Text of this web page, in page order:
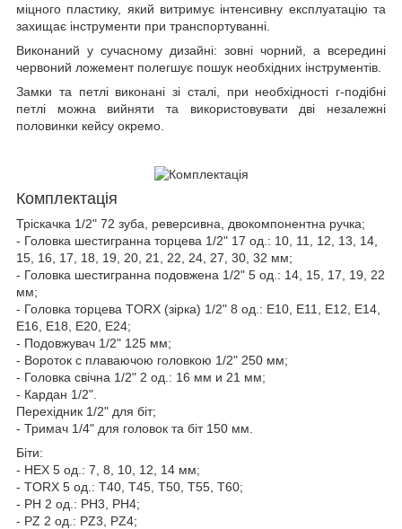
міцного пластику, який витримує інтенсивну експлуатацію та
захищає інструменти при транспортуванні.
Виконаний у сучасному дизайні: зовні чорний, а всередині
червоний ложемент полегшує пошук необхідних інструментів.
Замки та петлі виконані зі сталі, при необхідності г-подібні
петлі можна вийняти та використовувати дві незалежні
половинки кейсу окремо.
Комплектація
Тріскачка 1/2" 72 зуба, реверсивна, двокомпонентна ручка;
- Головка шестигранна торцева 1/2" 17 од.: 10, 11, 12, 13, 14,
15, 16, 17, 18, 19, 20, 21, 22, 24, 27, 30, 32 мм;
- Головка шестигранна подовжена 1/2" 5 од.: 14, 15, 17, 19, 22
мм;
- Головка торцева TORX (зірка) 1/2" 8 од.: Е10, Е11, Е12, Е14,
Е16, Е18, Е20, Е24;
- Подовжувач 1/2" 125 мм;
- Вороток с плаваючою головкою 1/2" 250 мм;
- Головка свічна 1/2" 2 од.: 16 мм и 21 мм;
- Кардан 1/2".
Перехідник 1/2" для біт;
- Тримач 1/4" для головок та біт 150 мм.
Біти:
- HEX 5 од.: 7, 8, 10, 12, 14 мм;
- TORX 5 од.: T40, T45, T50, T55, T60;
- PH 2 од.: PH3, PH4;
- PZ 2 од.: PZ3, PZ4;